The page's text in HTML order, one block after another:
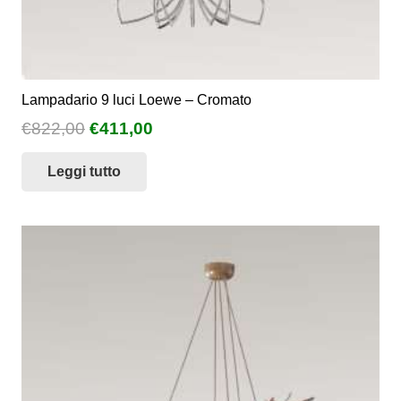
Lampadario 9 luci Loewe – Cromato
€822,00 Il
originale
€411,00
Leggi tutto